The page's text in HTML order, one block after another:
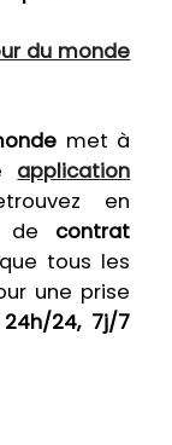
du monde
met à
application
en
de contrat
tous les
une prise
24, 7j/7